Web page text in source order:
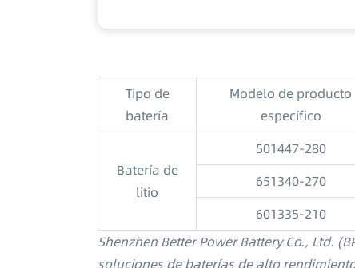
Tipo de
batería
Modelo de producto
específico
Batería de
litio
501447-280
651340-270
601335-210
Shenzhen Better Power Battery Co., Ltd.
soluciones de baterías de alto